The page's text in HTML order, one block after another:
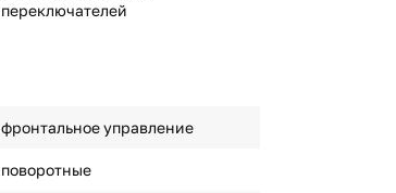
переключателей
фронтальное управление
поворотные